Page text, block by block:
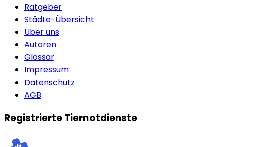
Ratgeber
Städte-Übersicht
Über uns
Autoren
Glossar
Impressum
Datenschutz
AGB
Registrierte Tiernotdienste